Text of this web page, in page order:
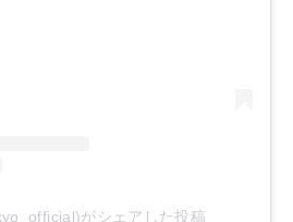
がシェアした投稿